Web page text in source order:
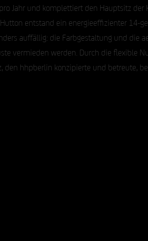
Jahr und komplettiert den Hauptsitz
entstand ein energieeffizienter 14-
auffällig: die Farbgestaltung und die
vermieden werden. Durch die flexible
den hhpberlin konzipierte und betreute,